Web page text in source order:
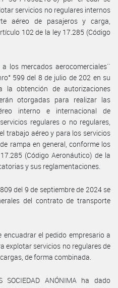
servicios no regulares internos
aéreo de pasajeros y carga,
102 de la ley 17.285 (Código
los mercados aerocomerciales¨
599 del 8 de julio de 202 en su
la obtención de autorizaciones
otorgadas para realizar las
interno e internacional de
regulares o no regulares,
trabajo aéreo y para los servicios
rampa en general, conforme los
(Código Aeronáutico) de la
y sus reglamentaciones.
del 9 de septiembre de 2024 se
del contrato de transporte
encuadrar el pedido empresario a
explotar servicios no regulares de
de forma combinada.
SOCIEDAD ANÓNIMA ha dado